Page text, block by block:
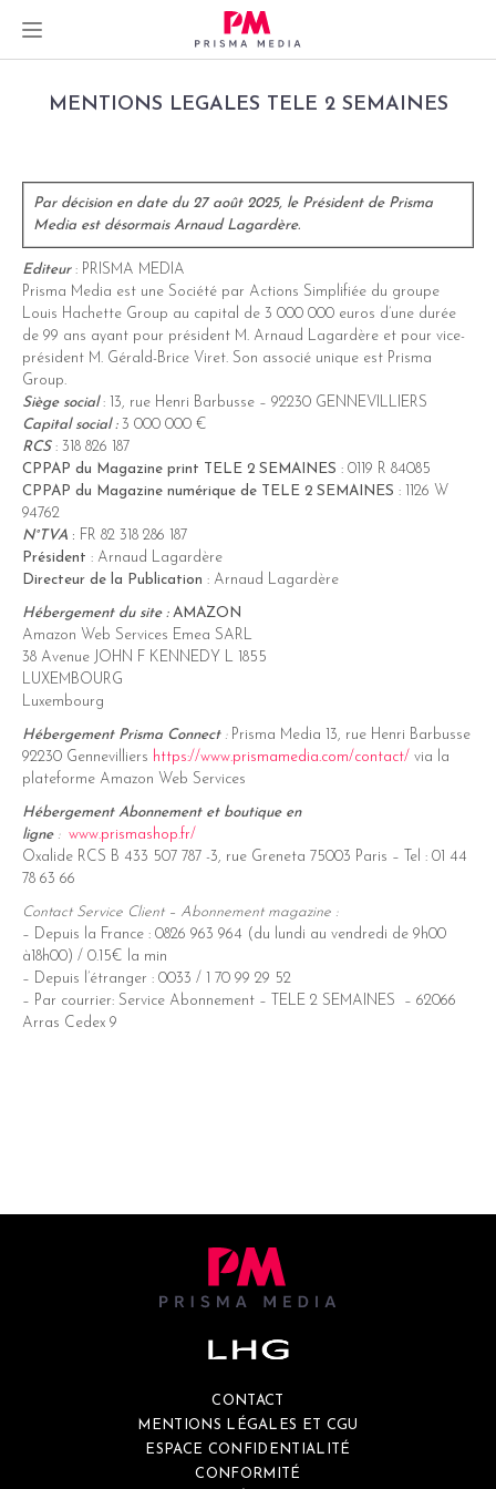
MENTIONS LEGALES TELE 2 SEMAINES
Par décision en date du 27 août 2025, le Président de Prisma
Media est désormais Arnaud Lagardère.
Editeur: PRISMA MEDIA
Prisma Media est une Société par Actions Simplifiée du groupe
Louis Hachette Group au capital de 3 000 000 euros d’une durée
de 99 ans ayant pour président M. Arnaud Lagardère et pour vice-
président M. Gérald-Brice Viret. Son associé unique est Prisma
Group.
Siège social: 13, rue Henri Barbusse – 92230 GENNEVILLIERS
Capital social :3 000 000 €
RCS: 318 826 187
CPPAP du Magazine print TELE 2 SEMAINES : 0119 R 84085
CPPAP du Magazine numérique de TELE 2 SEMAINES : 1126 W
94762
N°TVA : FR 82 318 286 187
Président : Arnaud Lagardère
Directeur de la Publication : Arnaud Lagardère
Hébergement du site : AMAZON
Amazon Web Services Emea SARL
38 Avenue JOHN F KENNEDY L 1855
LUXEMBOURG
Luxembourg
Hébergement Prisma Connect: Prisma Media 13, rue Henri Barbusse
92230 Gennevilliers https://www.prismamedia.com/contact/ via la
plateforme Amazon Web Services
Hébergement Abonnement et boutique en
ligne: www.prismashop.fr/
Oxalide RCS B 433 507 787 -3, rue Greneta 75003 Paris – Tel : 01 44
78 63 66
Contact Service Client – Abonnement magazine :
– Depuis la France : 0826 963 964 (du lundi au vendredi de 9h00
à18h00) / 0.15€ la min
– Depuis l’étranger : 0033 / 1 70 99 29 52
– Par courrier: Service Abonnement – TELE 2 SEMAINES – 62066
Arras Cedex 9
CONTACT
MENTIONS LÉGALES ET CGU
ESPACE CONFIDENTIALITÉ
CONFORMITÉ